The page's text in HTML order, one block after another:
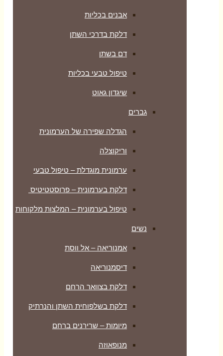
אבנים בכליות
דלקת בדרכי השתן
דם בשתן
טיפול טבעי בכליות
שיגדון גאוט
גברים
הגדלה שפירה של הערמונית
וריקוצלה
ערמונית מוגדלת – טיפול טבעי
דלקת בערמונית – פרוסטטיטיס
טיפול בערמונית – המלצות מלקוחות
נשים
אמנוריאה – אל ווסת
דיסמנוריאה
דלקת בצוואר הרחם
דלקת בשלפוחית השתן והנרתיק
מיומות – שרירנים ברחם
מנופאוזה